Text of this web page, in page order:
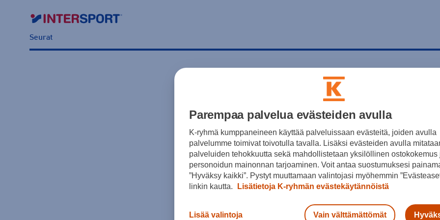
Seurat
Parempaa palvelua evästeiden avulla
K-ryhmä kumppaneineen käyttää palveluissaan evästeitä, joiden avulla
palvelumme toimivat toivotulla tavalla. Lisäksi evästeiden avulla
palveluiden tehokkuutta sekä mahdollistetaan yksilöllinen ostokokemus
personoidun mainonnan tarjoaminen. Voit antaa suostumuksesi
”Hyväksy kaikki”. Pystyt muuttamaan valintojasi myöhemmin
linkin kautta.
Lisätietoja K-ryhmän evästekäytännöistä
Lisää valintoja Vain välttämättömät